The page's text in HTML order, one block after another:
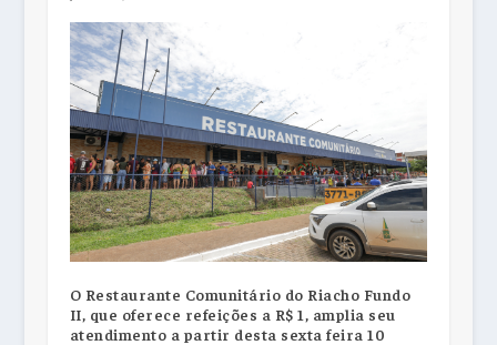
O Restaurante Comunitário do Riacho Fundo
II, que oferece refeições a R$ 1, amplia seu
atendimento a partir desta sexta feira 10